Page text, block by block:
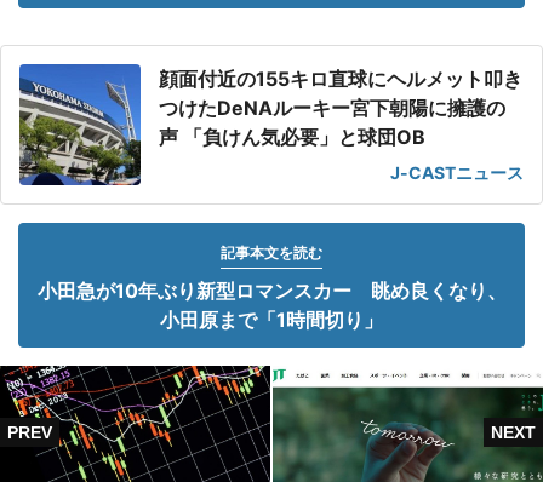
顔面付近の155キロ直球にヘルメット叩き
つけたDeNAルーキー宮下朝陽に擁護の
声 「負けん気必要」と球団OB
J-CASTニュース
記事本文を読む
小田急が10年ぶり新型ロマンスカー 眺め良くなり、
小田原まで「1時間切り」